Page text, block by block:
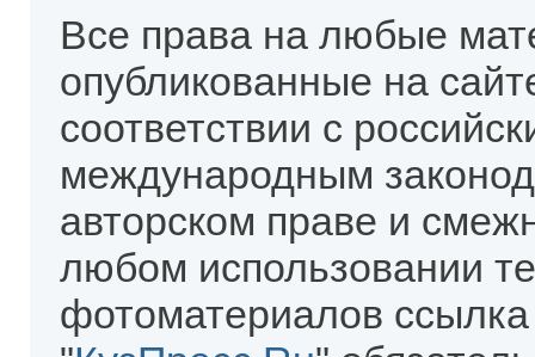
Все права на любые
опубликованные на
соответствии с
международным
авторском праве и
любом использовании
фотоматериалов